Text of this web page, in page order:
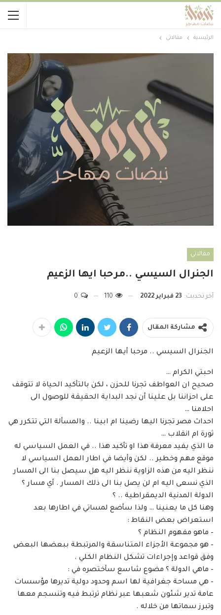
الرئيسية مقالاتي
مقالاتي
الجنرال السيسي ..مرحبا ايها الزعيم
آخر تحديث: 23 فبراير 2022
مشاركة المقال
الجنرال السيسي .. مرحبا أيها الزعيم
احبتي الكرام …
صحيح ان العواطف تجرنا للحزن ، لكن بالتأكيد الحياة لا تتوقف
على احزاننا بل علينا أن نجد البداية الحقيقة للوصول الى
احلامنا …
احداث مصر تجرنا اليها رضينا ام ابينا .. والمسألة التي تتكرر هي
ثورة ام انقلاب …
ما الذي يفيد معرفة هذا او تأكيد هذا .. في العمل السياسي له
موقع مهم وخطير .. لكن وأيضا في اطار العمل السياسي لا
ننظر اليه من هذه الزاوية ننظر اليه هل سيصل بنا الى المسار
الذي نسعى اليه ام لن يصل بنا الى ذلك المسار . أي مسار ؟
الدولة المدنية الديمقراطية .. ؟
وهنا كل ما يعنينا … ولذا سأضع لمساتي في اطارها بعد
استعراض بعض النقاط :
– ماهو مفهوم النظام ؟
– هو مجموعة الأجزاء المتناسقة والمرتبطة ببعضها البعض
وفق قواعد وإجراءات تشكل النظام الكلي .
– ماهي الدولة ؟ مضوع شاسع سأختصره في :
– هي مساحة جغرافية لها اسم وحدود دولية تديرها مؤسسات
عامة تدير شئون شعبها عبر نظام ترتبط فيه وتنسجم معها
وتبرز سماتها من خلاله .